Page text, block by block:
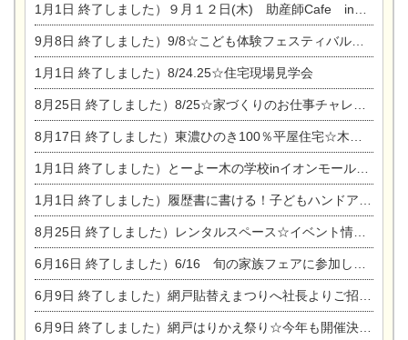
1月1日 終了しました）９月１２日(木) 助産師Cafe in東陽住建
9月8日 終了しました）9/8☆こども体験フェスティバル☆一宮市民会館
1月1日 終了しました）8/24.25☆住宅現場見学会
8月25日 終了しました）8/25☆家づくりのお仕事チャレンジ
8月17日 終了しました）東濃ひのき100％平屋住宅☆木の家完成見学会
1月1日 終了しました）とーよー木の学校inイオンモール木曽川
1月1日 終了しました）履歴書に書ける！子どもハンドアロマ講座☆
8月25日 終了しました）レンタルスペース☆イベント情報☆チャイルドアロマセラピスト
6月16日 終了しました）6/16 旬の家族フェアに参加します☆
6月9日 終了しました）網戸貼替えまつりへ社長よりご招待です♪
6月9日 終了しました）網戸はりかえ祭り☆今年も開催決定！